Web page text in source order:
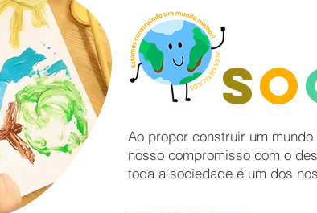
So
Ao propor construir um
nosso compromisso com o
toda a sociedade é um dos